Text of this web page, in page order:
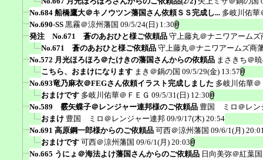
No.684 船橋鷹大＠キノウツン藩国さん依頼ＳＳ完成し... 多岐川佑華
No.690-SS 黒霧＠涼州藩国 09/5/24(日) 1:30
発注 No.671 蒼のあおひと様ご依頼品 守上藤丸＠ナニワアームズ
No.671 蒼のあおひと様ご依頼品 守上藤丸＠ナニワアームズ商
No.572 月光ほろほろ＠たけきの藩国さんからの依頼品 まさきち＠
こちら、おまけになります まき＠鍋の国 09/5/29(金) 13:57
No.693竜乃麻衣＠FEGさん依頼イラスト完成しました 多岐川佑華
おまけです 多岐川佑華＠ＦＥＧ 09/5/31(日) 12:30
No.589 霰矢蝶子＠レンジャー連邦様のご依頼品 豊国 ミロ＠レン
おまけ 豊国 ミロ＠レンジャー連邦 09/9/17(木) 20:54
No.691 高原鋼一郎様からのご依頼品 可西＠涼州藩国 09/6/1(月)
おまけです 可西＠涼州藩国 09/6/1(月) 20:03
No.665 うにょ＠海法よけ藩国さんからのご依頼品 日向美弥＠紅葉国